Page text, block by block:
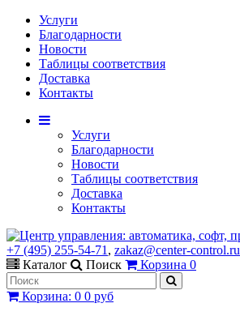
Услуги
Благодарности
Новости
Таблицы соответствия
Доставка
Контакты
Услуги
Благодарности
Новости
Таблицы соответствия
Доставка
Контакты
+7 (495) 255-54-71 , zakaz@center-control.ru
Каталог
Поиск Корзина 0
Корзина: 0 0 руб